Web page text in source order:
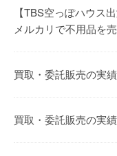
【TBS空っぽハウス
メルカリで不用品を
買取・委託販売の実
買取・委託販売の実